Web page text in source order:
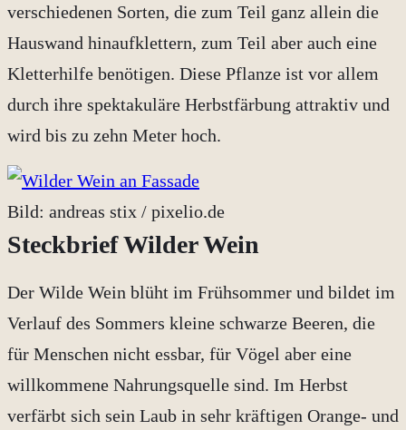
verschiedenen Sorten, die zum Teil ganz allein die
Hauswand hinaufklettern, zum Teil aber auch eine
Kletterhilfe benötigen. Diese Pflanze ist vor allem
durch ihre spektakuläre Herbstfärbung attraktiv und
wird bis zu zehn Meter hoch.
Bild: andreas stix / pixelio.de
Steckbrief Wilder Wein
Der Wilde Wein blüht im Frühsommer und bildet im
Verlauf des Sommers kleine schwarze Beeren, die
für Menschen nicht essbar, für Vögel aber eine
willkommene Nahrungsquelle sind. Im Herbst
verfärbt sich sein Laub in sehr kräftigen Orange- und